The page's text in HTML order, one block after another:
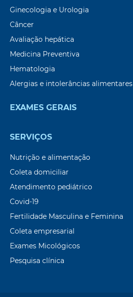
Ginecologia e Urologia
Câncer
Avaliação hepática
Medicina Preventiva
Hematologia
Alergias e intolerâncias alimentares
EXAMES GERAIS
SERVIÇOS
Nutrição e alimentação
Coleta domiciliar
Atendimento pediátrico
Covid-19
Fertilidade Masculina e Feminina
Coleta empresarial
Exames Micológicos
Pesquisa clínica